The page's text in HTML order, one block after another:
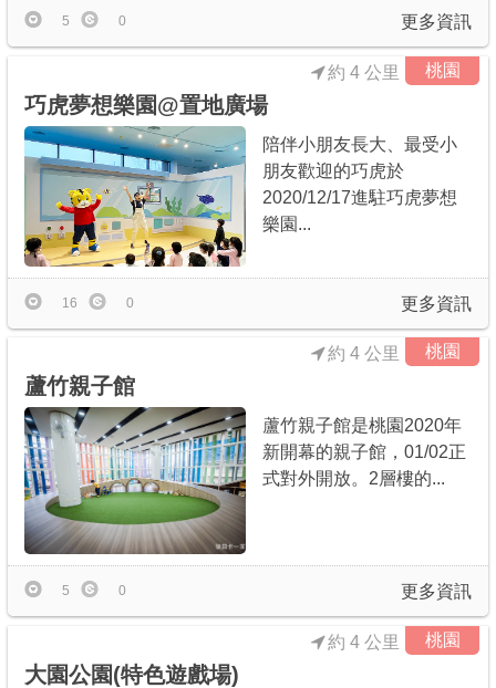
更多資訊
5 0
桃園
巧虎夢想樂園@置地廣場
約 4 公里
陪伴小朋友長大、最受小
朋友歡迎的巧虎於
2020/12/17進駐巧虎夢想
樂園...
更多資訊
16 0
桃園
蘆竹親子館
約 4 公里
蘆竹親子館是桃園2020年
新開幕的親子館，01/02正
式對外開放。2層樓的...
更多資訊
5 0
桃園
大園公園(特色遊戲場)
約 4 公里